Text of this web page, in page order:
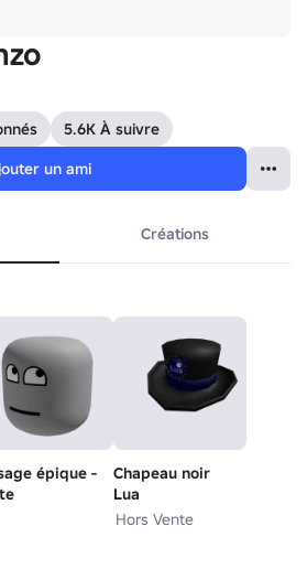
5.6K À suivre
un ami
Créations
épique -
Chapeau noir
Lua
Hors Vente